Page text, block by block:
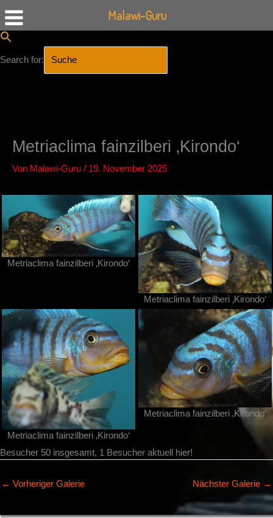
Search for:
Metriaclima fainzilberi ‚Kirondo‘
Von Malawi-Guru / 19. November 2025
Metriaclima fainzilberi ‚Kirondo‘
Metriaclima fainzilberi ‚Kirondo‘
Metriaclima fainzilberi ‚Kirondo‘
Metriaclima fainzilberi ‚Kirondo‘
Besucher 50 insgesamt, 1 Besucher aktuell hier!
← Vorheriger Galerie Nächster Galerie →
Malawi-Guru